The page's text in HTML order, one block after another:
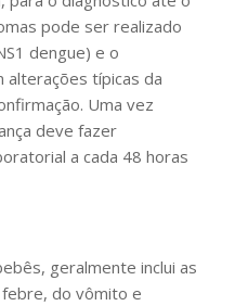
pode ser realizado
dengue) e o
alterações típicas da
Uma vez
deve fazer
a cada 48 horas
geralmente inclui as
do vômito e